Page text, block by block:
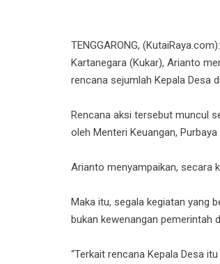
TENGGARONG,
Kartanegara (Kukar), Arianto
rencana sejumlah Kepala Desa
Rencana aksi tersebut muncul
oleh Menteri Keuangan,
Arianto menyampaikan, secara
Maka itu, segala kegiatan yang
bukan kewenangan pemerintah
“Terkait rencana Kepala Desa